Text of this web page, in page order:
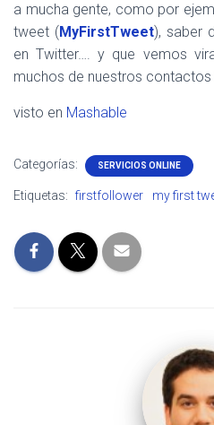
a mucha gente, como por
tweet (MyFirstTweet), saber
en Twitter…. y que vemos
muchos de nuestros contactos
visto en Mashable
Categorías: SERVICIOS ONLINE
Etiquetas: firstfollower my first